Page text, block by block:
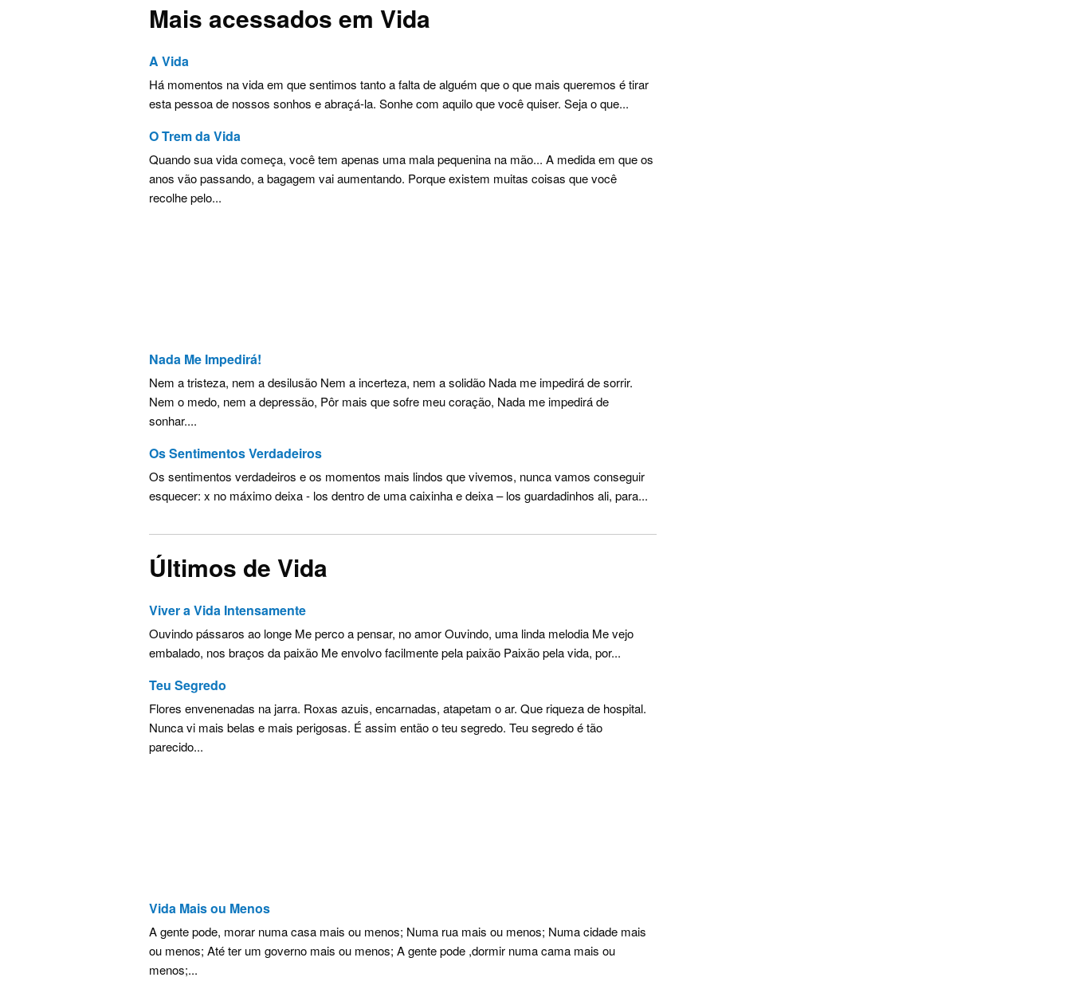
Mais acessados em Vida
A Vida
Há momentos na vida em que sentimos tanto a falta de alguém que o que mais queremos é tirar
esta pessoa de nossos sonhos e abraçá-la. Sonhe com aquilo que você quiser. Seja o que...
O Trem da Vida
Quando sua vida começa, você tem apenas uma mala pequenina na mão... A medida em que os
anos vão passando, a bagagem vai aumentando. Porque existem muitas coisas que você
recolhe pelo...
Nada Me Impedirá!
Nem a tristeza, nem a desilusão Nem a incerteza, nem a solidão Nada me impedirá de sorrir.
Nem o medo, nem a depressão, Pôr mais que sofre meu coração, Nada me impedirá de
sonhar....
Os Sentimentos Verdadeiros
Os sentimentos verdadeiros e os momentos mais lindos que vivemos, nunca vamos conseguir
esquecer: x no máximo deixa - los dentro de uma caixinha e deixa – los guardadinhos ali, para...
Últimos de Vida
Viver a Vida Intensamente
Ouvindo pássaros ao longe Me perco a pensar, no amor Ouvindo, uma linda melodia Me vejo
embalado, nos braços da paixão Me envolvo facilmente pela paixão Paixão pela vida, por...
Teu Segredo
Flores envenenadas na jarra. Roxas azuis, encarnadas, atapetam o ar. Que riqueza de hospital.
Nunca vi mais belas e mais perigosas. É assim então o teu segredo. Teu segredo é tão
parecido...
Vida Mais ou Menos
A gente pode, morar numa casa mais ou menos; Numa rua mais ou menos; Numa cidade mais
ou menos; Até ter um governo mais ou menos; A gente pode ,dormir numa cama mais ou
menos;...